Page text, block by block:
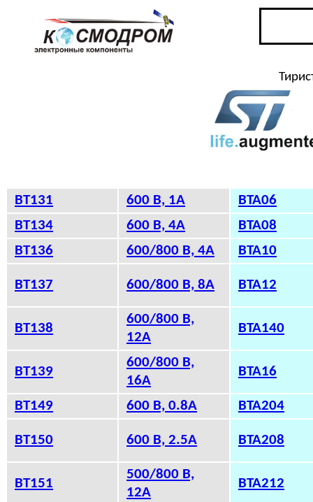
BT131 600 В, 1А
BTA06
BT134
600 В, 4А
BTA08
BT136
600/800 В, 4А BTA10
BT137 600/800 В, 8А BTA12
BT138
600/800 В,
12А
BTA140
BT139
600/800 В,
16A
BTA16
BT149 600 В, 0.8A BTA204
BT150 600 В, 2.5A BTA208
BT151
500/800 В,
12А
BTA212